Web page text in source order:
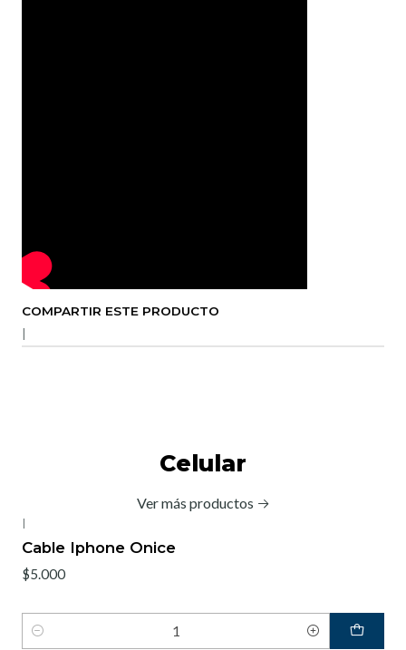
COMPARTIR ESTE PRODUCTO
Celular
Ver más productos
|
Cable Iphone Onice
$5.000
Cantidad